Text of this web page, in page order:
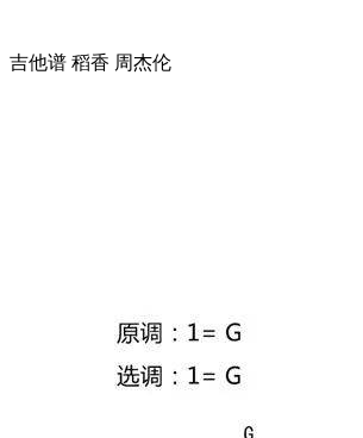
吉他谱 稻香 周杰伦